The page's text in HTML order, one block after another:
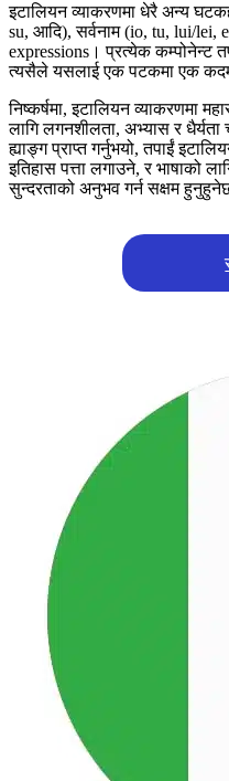
इटालियन व्याकरणमा धेरै अन्य
su, आदि), सर्वनाम (io, tu, lui/lei,
expressions। प्रत्येक कम्पोनेन्ट
त्यसैले यसलाई एक पटकमा एक
निष्कर्षमा, इटालियन व्याकरणमा
लागि लगनशीलता, अभ्यास र
ह्याङ्ग प्राप्त गर्नुभयो, तपाईं
इतिहास पत्ता लगाउने, र भाषाको
सुन्दरताको अनुभव गर्न सक्षम